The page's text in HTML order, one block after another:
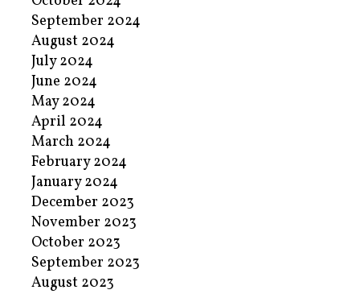
September 2024
August 2024
July 2024
June 2024
May 2024
April 2024
March 2024
February 2024
January 2024
December 2023
November 2023
October 2023
September 2023
August 2023